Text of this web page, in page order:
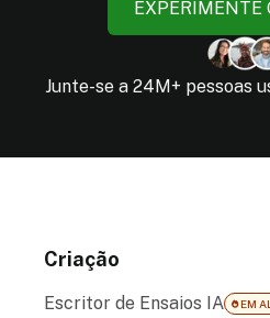
EXPERIMENTE
Junte-se a 24M+ pessoas
Criação
Escritor de Ensaios IA EM